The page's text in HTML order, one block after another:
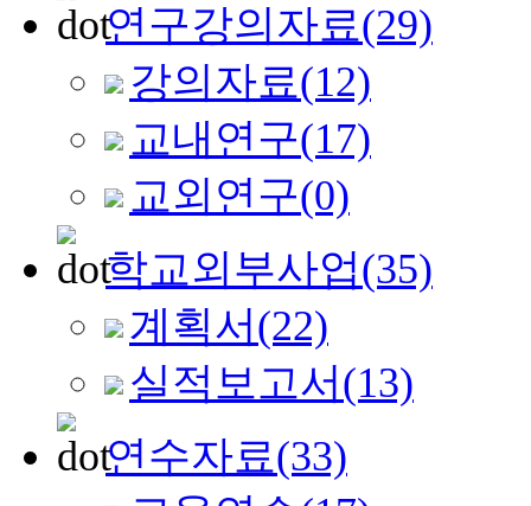
연구강의자료(29)
강의자료(12)
교내연구(17)
교외연구(0)
학교외부사업(35)
계획서 (22)
실적보고서 (13)
연수자료(33)